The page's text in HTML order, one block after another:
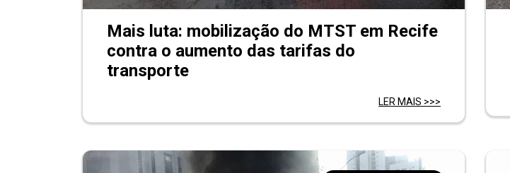
Mais luta: mobilização do MTST em Recife
contra o aumento das tarifas do
transporte
LER MAIS >>>